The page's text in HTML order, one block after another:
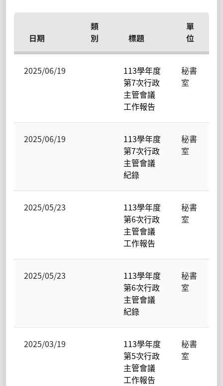
日期
類
別
標題
單
位
2025/06/19
113學年度
第7次行政
主管會議
工作報告
秘書
室
2025/06/19
113學年度
第7次行政
主管會議
紀錄
秘書
室
2025/05/23
113學年度
第6次行政
主管會議
工作報告
秘書
室
2025/05/23
113學年度
第6次行政
主管會議
紀錄
秘書
室
2025/03/19
113學年度
第5次行政
主管會議
工作報告
秘書
室